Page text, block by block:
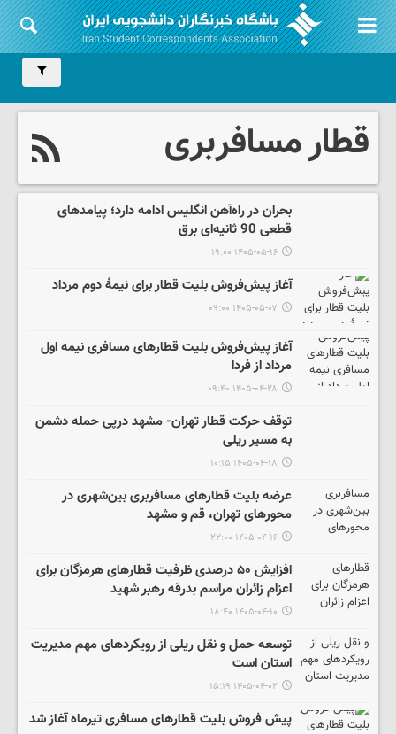
قطار مسافربری
بحران در راه‌آهن انگلیس ادامه دارد؛ پیامدهای
قطعی 90 ثانیه‌ای برق
۱۴۰۵-۰۵-۱۶ ۱۹:۰۰
آغاز پیش‌فروش بلیت قطار برای نیمۀ دوم مرداد
۱۴۰۵-۰۵-۰۷ ۰۹:۰۰
آغاز پیش‌فروش بلیت‌ قطارهای مسافری نیمه اول
مرداد از فردا
۱۴۰۵-۰۴-۲۸ ۰۹:۴۰
توقف حرکت قطار تهران- مشهد درپی حمله دشمن
به مسیر ریلی
۱۴۰۵-۰۴-۱۸ ۱۰:۱۵
عرضه بلیت قطارهای مسافربری بین‌شهری در
محورهای تهران، قم و مشهد
۱۴۰۵-۰۴-۱۶ ۲۲:۰۰
افزایش ۵۰ درصدی ظرفیت قطارهای هرمزگان برای
اعزام زائران مراسم بدرقه رهبر شهید
۱۴۰۵-۰۴-۱۰ ۱۸:۴۰
توسعه حمل و نقل ریلی از رویکردهای مهم مدیریت
استان است
۱۴۰۵-۰۴-۰۲ ۱۵:۱۹
پیش فروش بلیت‌ قطارهای مسافری تیرماه آغاز شد